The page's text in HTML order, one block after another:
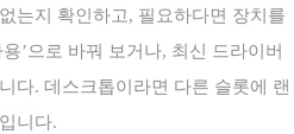
는지 확인하고, 필요하다면 장치를
’으로 바꿔 보거나, 최신 드라이버
다. 데스크톱이라면 다른 슬롯에 랜
니다.